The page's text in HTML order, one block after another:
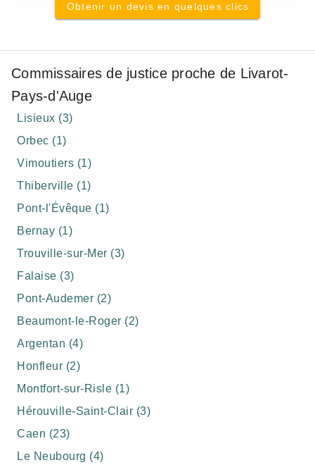
Obtenir un devis en quelques clics
Commissaires de justice proche de Livarot-
Pays-d'Auge
Lisieux (3)
Orbec (1)
Vimoutiers (1)
Thiberville (1)
Pont-l'Évêque (1)
Bernay (1)
Trouville-sur-Mer (3)
Falaise (3)
Pont-Audemer (2)
Beaumont-le-Roger (2)
Argentan (4)
Honfleur (2)
Montfort-sur-Risle (1)
Hérouville-Saint-Clair (3)
Caen (23)
Le Neubourg (4)